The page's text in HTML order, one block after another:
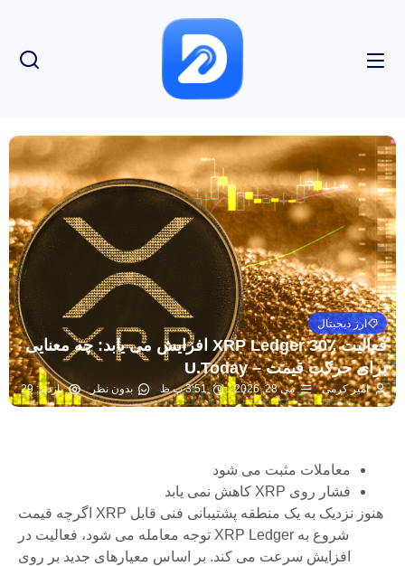
ارز دیجیتال
فعالیت XRP Ledger 30٪ افزایش می یابد: چه معنایی
برای حرکت قیمت – U.Today
امیر کرمی می 28, 2026 3:51 ب.ظ بدون نظر بازدید: 29
معاملات مثبت می شود
فشار روی XRP کاهش نمی یابد
اگرچه قیمت XRP هنوز نزدیک به یک منطقه پشتیبانی فنی قابل
توجه معامله می شود، فعالیت در XRP Ledger شروع به
افزایش سرعت می کند. بر اساس معیارهای جدید بر روی